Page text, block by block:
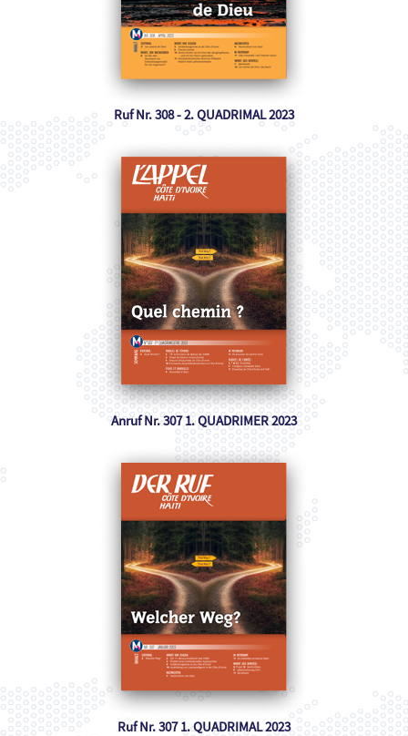
Ruf Nr. 308 - 2. QUADRIMAL 2023
Anruf Nr. 307 1. QUADRIMER 2023
Ruf Nr. 307 1. QUADRIMAL 2023